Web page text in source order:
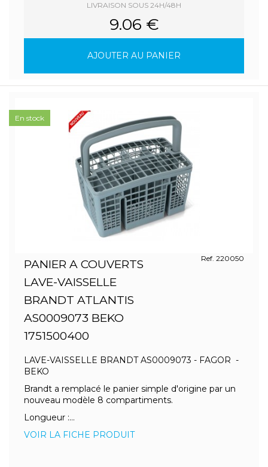
LIVRAISON SOUS 24H/48H
9.06 €
AJOUTER AU PANIER
PANIER A COUVERTS
LAVE-VAISSELLE
BRANDT ATLANTIS
AS0009073 BEKO
1751500400
Ref. 220050
LAVE-VAISSELLE BRANDT AS0009073 - FAGOR -
BEKO
Brandt a remplacé le panier simple d'origine par un
nouveau modèle 8 compartiments.
Longueur :...
VOIR LA FICHE PRODUIT
En stock